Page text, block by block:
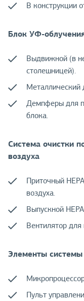
В конструкции
Блок УФ-
Выдвижной (в
столешницей).
Демпферы для
блока.
Система очистки
воздуха
Приточный
воздуха.
Выпускной
Вентилятор
Элементы системы
Пульт